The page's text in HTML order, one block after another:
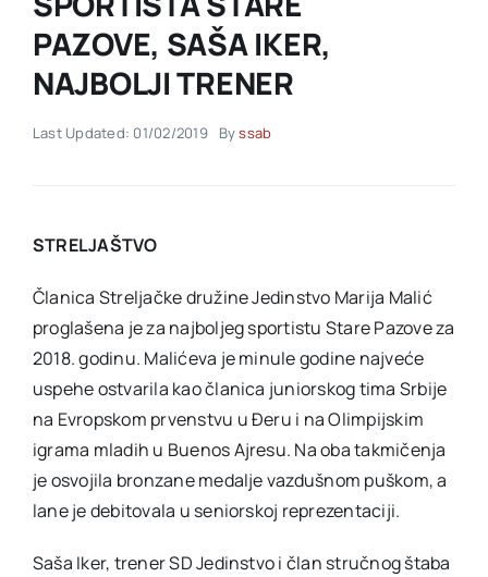
Akti SSAB
Kontakt
PAZOVE, SAŠA IKER,
NAJBOLJI TRENER
Last Updated: 01/02/2019 Byssab
STRELJAŠTVO
Članica Streljačke družine Jedinstvo Marija Malić
proglašena je za najboljeg sportistu Stare Pazove za
2018. godinu. Malićeva je minule godine najveće
uspehe ostvarila kao članica juniorskog tima Srbije
na Evropskom prvenstvu u Đeru i na Olimpijskim
igrama mladih u Buenos Ajresu. Na oba takmičenja
je osvojila bronzane medalje vazdušnom puškom, a
lane je debitovala u seniorskoj reprezentaciji.
Saša Iker, trener SD Jedinstvo i član stručnog štaba